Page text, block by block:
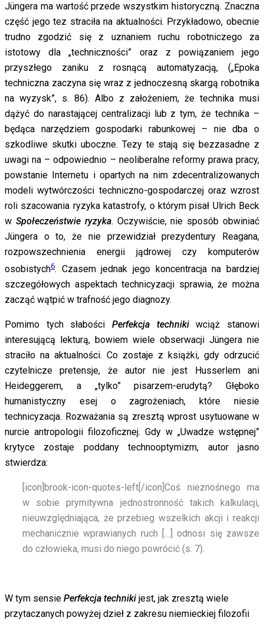
Jüngera ma wartość przede wszystkim historyczną. Znaczna
część jego tez straciła na aktualności. Przykładowo, obecnie
trudno zgodzić się z uznaniem ruchu robotniczego za
istotowy dla „techniczności” oraz z powiązaniem jego
przyszłego zaniku z rosnącą automatyzacją, („Epoka
techniczna zaczyna się wraz z jednoczesną skargą robotnika
na wyzysk”, s. 86). Albo z założeniem, że technika musi
dążyć do narastającej centralizacji lub z tym, że technika –
będąca narzędziem gospodarki rabunkowej – nie dba o
szkodliwe skutki uboczne. Tezy te stają się bezzasadne z
uwagi na – odpowiednio – neoliberalne reformy prawa pracy,
powstanie Internetu i opartych na nim zdecentralizowanych
modeli wytwórczości techniczno-gospodarczej oraz wzrost
roli szacowania ryzyka katastrofy, o którym pisał Ulrich Beck
w Społeczeństwie ryzyka. Oczywiście, nie sposób obwiniać
Jüngera o to, że nie przewidział prezydentury Reagana,
rozpowszechnienia energii jądrowej czy komputerów
osobistych6. Czasem jednak jego koncentracja na bardziej
szczegółowych aspektach technicyzacji sprawia, że można
zacząć wątpić w trafność jego diagnozy.
Pomimo tych słabości Perfekcja technikiwciąż stanowi
interesującą lekturą, bowiem wiele obserwacji Jüngera nie
straciło na aktualności. Co zostaje z książki, gdy odrzucić
czytelnicze pretensje, że autor nie jest Husserlem ani
Heideggerem, a „tylko” pisarzem-erudytą? Głęboko
humanistyczny esej o zagrożeniach, które niesie
technicyzacja. Rozważania są zresztą wprost usytuowane w
nurcie antropologii filozoficznej. Gdy w „Uwadze wstępnej”
krytyce zostaje poddany technooptymizm, autor jasno
stwierdza:
[icon]brook-icon-quotes-left[/icon] Coś nieznośnego ma
w sobie prymitywna jednostronność takich kalkulacji,
nieuwzględniająca, że przebieg wszelkich akcji i reakcji
mechanicznie wprawianych ruch […] odnosi się zawsze
do człowieka, musi do niego powrócić (s. 7).
W tym sensie Perfekcja techniki jest, jak zresztą wiele
przytaczanych powyżej dzieł z zakresu niemieckiej filozofii